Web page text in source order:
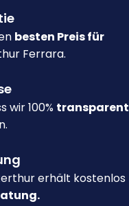
besten Preis für
Ferrara.
wir 100% transparent
erhält kostenlos